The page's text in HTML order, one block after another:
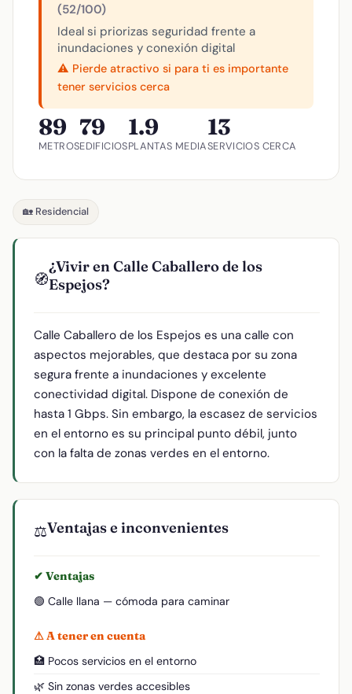
(52/100)
Ideal si priorizas seguridad frente a
inundaciones y conexión digital
⚠️ Pierde atractivo si para ti es importante
tener servicios cerca
89
METROS
79
EDIFICIOS
1.9
PLANTAS MEDIA
13
SERVICIOS CERCA
🏡 Residencial
🧭
¿Vivir en Calle Caballero de los
Espejos?
Calle Caballero de los Espejos es una calle con
aspectos mejorables, que destaca por su zona
segura frente a inundaciones y excelente
conectividad digital. Dispone de conexión de
hasta 1 Gbps. Sin embargo, la escasez de servicios
en el entorno es su principal punto débil, junto
con la falta de zonas verdes en el entorno.
⚖️Ventajas e inconvenientes
✔ Ventajas
🟢 Calle llana — cómoda para caminar
⚠ A tener en cuenta
🏥 Pocos servicios en el entorno
🌿 Sin zonas verdes accesibles